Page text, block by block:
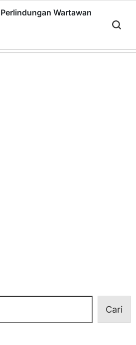
Perlindungan Wartawan
Cari